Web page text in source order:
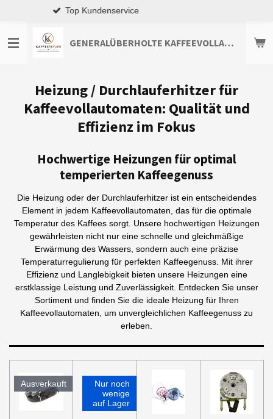
springen
GENERALÜBERHOLTE KAFFEEVOLLAUTOMATEN TOP-ANGEBOTE ENTDECKEN
Premium-Qualität
Heizung / Durchlauferhitzer für
Kaffeevollautomaten: Qualität und
Effizienz im Fokus
Hochwertige Heizungen für optimal
temperierten Kaffeegenuss
Die Heizung oder der Durchlauferhitzer ist ein entscheidendes
Element in jedem Kaffeevollautomaten, das für die optimale
Temperatur des Kaffees sorgt. Unsere hochwertigen Heizungen
gewährleisten nicht nur eine schnelle und gleichmäßige
Erwärmung des Wassers, sondern auch eine präzise
Temperaturregulierung für perfekten Kaffeegenuss. Mit ihrer
Effizienz und Langlebigkeit bieten unsere Heizungen eine
erstklassige Leistung und Zuverlässigkeit. Entdecken Sie unser
Sortiment und finden Sie die ideale Heizung für Ihren
Kaffeevollautomaten, um unvergleichlichen Kaffeegenuss zu
erleben.
Ausverkauft
Nur noch
wenige
auf Lager